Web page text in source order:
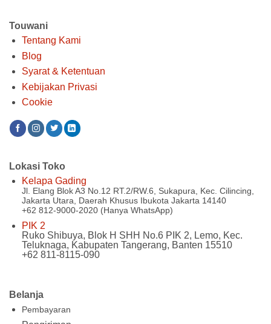
Touwani
Tentang Kami
Blog
Syarat & Ketentuan
Kebijakan Privasi
Cookie
Belanja
Pembayaran
Lokasi Toko
Kelapa Gading
Jl. Elang Blok A3 No.12 RT.2/RW.6, Sukapura, Kec. Cilincing,
Jakarta Utara, Daerah Khusus Ibukota Jakarta 14140
+62 812-9000-2020 (Hanya WhatsApp)
PIK 2
Ruko Shibuya, Blok H SHH No.6 PIK 2, Lemo, Kec.
Teluknaga, Kabupaten Tangerang, Banten 15510
+62 811-8115-090